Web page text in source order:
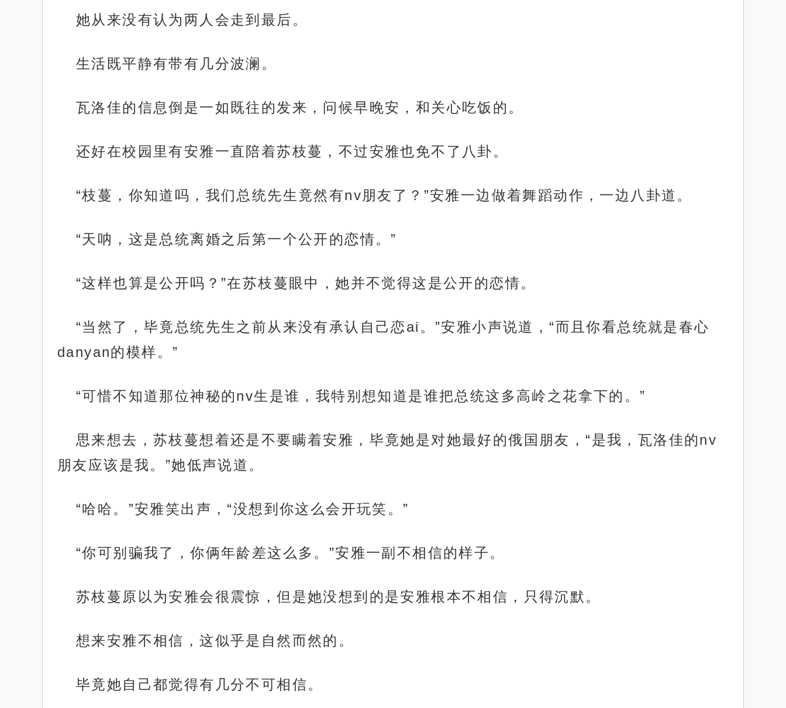
她从来没有认为两人会走到最后。
生活既平静有带有几分波澜。
瓦洛佳的信息倒是一如既往的发来，问候早晚安，和关心吃饭的。
还好在校园里有安雅一直陪着苏枝蔓，不过安雅也免不了八卦。
“枝蔓，你知道吗，我们总统先生竟然有nv朋友了？”安雅一边做着舞蹈动作，一边八卦道。
“天呐，这是总统离婚之后第一个公开的恋情。”
“这样也算是公开吗？”在苏枝蔓眼中，她并不觉得这是公开的恋情。
“当然了，毕竟总统先生之前从来没有承认自己恋ai。”安雅小声说道，“而且你看总统就是春心
danyan的模样。”
“可惜不知道那位神秘的nv生是谁，我特别想知道是谁把总统这多高岭之花拿下的。”
思来想去，苏枝蔓想着还是不要瞒着安雅，毕竟她是对她最好的俄国朋友，“是我，瓦洛佳的nv
朋友应该是我。”她低声说道。
“哈哈。”安雅笑出声，“没想到你这么会开玩笑。”
“你可别骗我了，你俩年龄差这么多。”安雅一副不相信的样子。
苏枝蔓原以为安雅会很震惊，但是她没想到的是安雅根本不相信，只得沉默。
想来安雅不相信，这似乎是自然而然的。
毕竟她自己都觉得有几分不可相信。